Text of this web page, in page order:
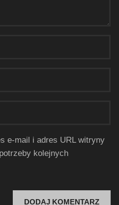
e-mail i adres URL witryny
kolejnych